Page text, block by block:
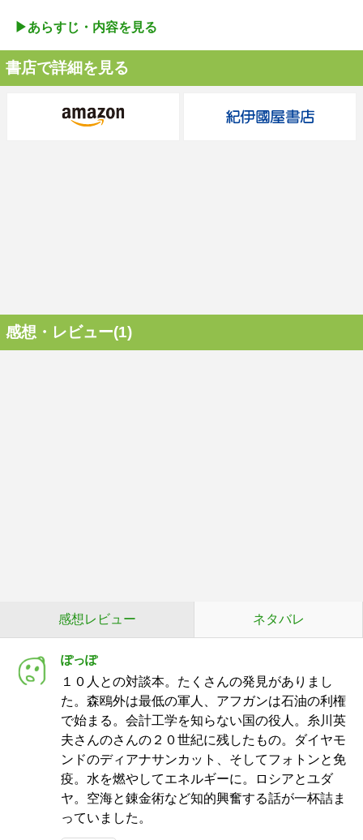
▶︎あらすじ・内容を見る
書店で詳細を見る
感想・レビュー(1)
感想レビュー ネタバレ
ぽっぽ
１０人との対談本。たくさんの発見がありまし
た。森鴎外は最低の軍人、アフガンは石油の利権
で始まる。会計工学を知らない国の役人。糸川英
夫さんのさんの２０世紀に残したもの。ダイヤモ
ンドのディアナサンカット、そしてフォトンと免
疫。水を燃やしてエネルギーに。ロシアとユダ
ヤ。空海と錬金術など知的興奮する話が一杯詰ま
っていました。